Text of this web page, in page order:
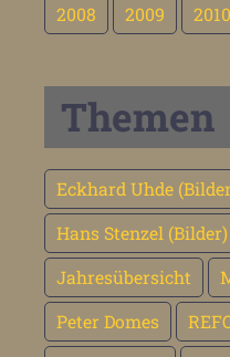
2008
2009 2010
Themen
Eckhard Uhde
Hans Stenzel (Bilder)
Jahresübersicht
Peter Domes